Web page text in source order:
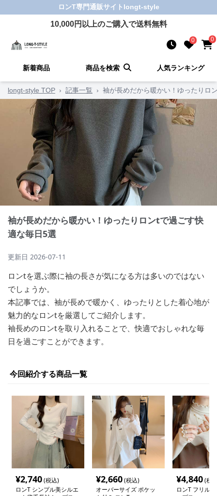
ロンT専門通販サイト longt-style
10,000円以上のご購入で送料無料
0 0
新着商品 商品を検索 人気ランキング
longt-style TOP › 記事一覧 › 袖が長めだから暖かい！ゆったりロ
袖が長めだから暖かい！ゆったりロンtで過ごす快
適な毎日5選
更新日 2026-07-11
ロンtを選ぶ際に袖の長さが気になる方は多いのではない
でしょうか。
本記事では、袖が長めで暖かく、ゆったりとした着心地が
魅力的なロンtを厳選してご紹介します。
袖長めのロンtを取り入れることで、快適でおしゃれな毎
日を過ごすことができます。
今回紹介する商品一覧
¥2,740(税込)
ロンT シンプル美シルエ
¥2,660(税込)
オーバーサイズ ポケッ
¥4,840(税
ロンT フリル